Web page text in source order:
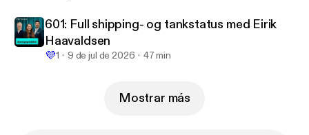
601: Full shipping- og tankstatus med Eirik
Haavaldsen
💜1 9 de jul de 2026 47 min
Mostrar más